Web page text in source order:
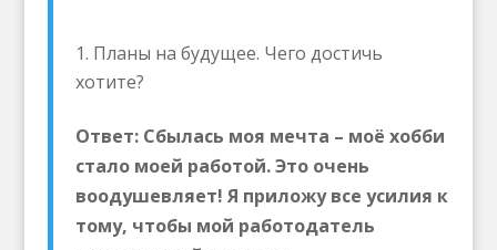
Планы на будущее. Чего достичь
хотите?
Ответ: Сбылась моя мечта – моё хобби
стало моей работой. Это очень
воодушевляет! Я приложу все усилия к
тому, чтобы мой работодатель